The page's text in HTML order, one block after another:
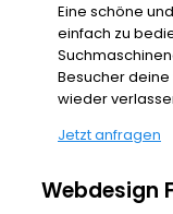
Eine schöne
einfach zu
Besucher
wieder
Jetzt anfragen
Webdesign